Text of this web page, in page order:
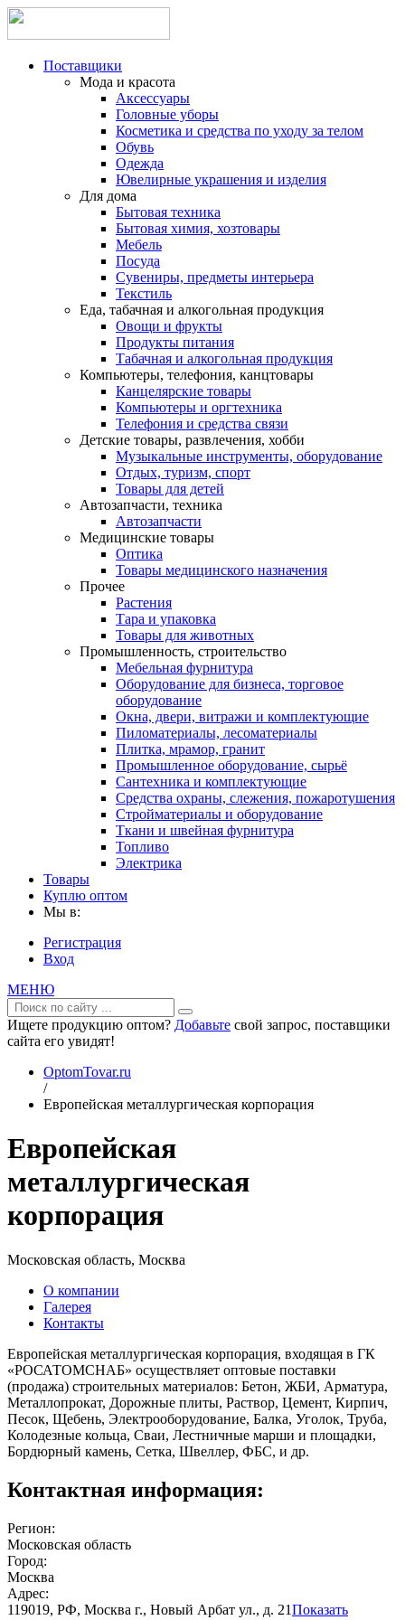
Поставщики
Мода и красота
Аксессуары
Головные уборы
Косметика и средства по уходу за телом
Обувь
Одежда
Ювелирные украшения и изделия
Для дома
Бытовая техника
Бытовая химия, хозтовары
Мебель
Посуда
Сувениры, предметы интерьера
Текстиль
Еда, табачная и алкогольная продукция
Овощи и фрукты
Продукты питания
Табачная и алкогольная продукция
Компьютеры, телефония, канцтовары
Канцелярские товары
Компьютеры и оргтехника
Телефония и средства связи
Детские товары, развлечения, хобби
Музыкальные инструменты, оборудование
Отдых, туризм, спорт
Товары для детей
Автозапчасти, техника
Автозапчасти
Медицинские товары
Оптика
Товары медицинского назначения
Прочее
Растения
Тара и упаковка
Товары для животных
Промышленность, строительство
Мебельная фурнитура
Оборудование для бизнеса, торговое
оборудование
Окна, двери, витражи и комплектующие
Пиломатериалы, лесоматериалы
Плитка, мрамор, гранит
Промышленное оборудование, сырьё
Сантехника и комплектующие
Средства охраны, слежения, пожаротушения
Стройматериалы и оборудование
Ткани и швейная фурнитура
Топливо
Электрика
Товары
Куплю оптом
Мы в:
Регистрация
Вход
МЕНЮ
Ищете продукцию оптом? Добавьте свой запрос, поставщики
сайта его увидят!
OptomTovar.ru
/
Европейская металлургическая корпорация
Европейская
металлургическая
корпорация
Московская область, Москва
О компании
Галерея
Контакты
Европейская металлургическая корпорация, входящая в ГК
«РОСАТОМСНАБ» осуществляет оптовые поставки
(продажа) строительных материалов: Бетон, ЖБИ, Арматура,
Металлопрокат, Дорожные плиты, Раствор, Цемент, Кирпич,
Песок, Щебень, Электрооборудование, Балка, Уголок, Труба,
Колодезные кольца, Сваи, Лестничные марши и площадки,
Бордюрный камень, Сетка, Швеллер, ФБС, и др.
Контактная информация:
Регион:
Московская область
Город:
Москва
Адрес:
119019, РФ, Москва г., Новый Арбат ул., д. 21Показать